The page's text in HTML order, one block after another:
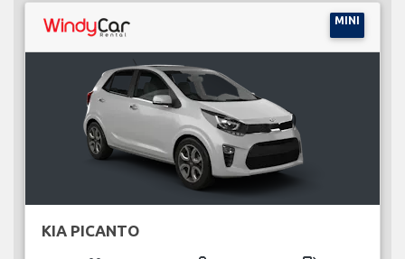
MINI
KIA PICANTO